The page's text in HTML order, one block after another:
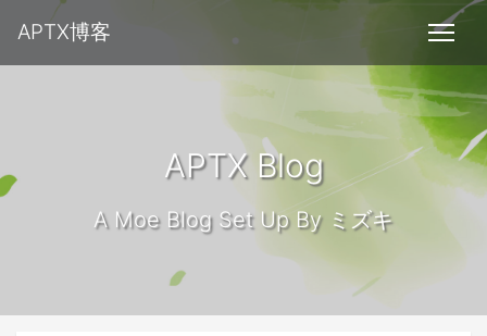
APTX博客
APTX Blog
A Moe Blog Set Up By ミズキ